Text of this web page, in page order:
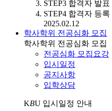
STEP3 합격자 발표
STEP4 합격자 등록
2025.02.12
학사학위 전공심화 모집
학사학위 전공심화 모집
전공심화 모집요강
입시일정
공지사항
입학상담
KBU 입시일정 안내